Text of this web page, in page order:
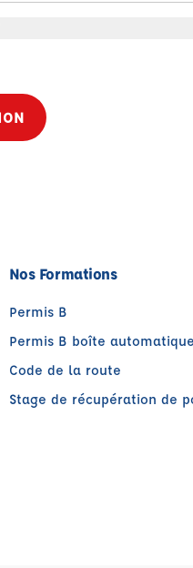
Nos Formations
Permis B
Permis B boîte automatique
Code de la route
Stage de récupération de
fenêtre)
fenêtre)fenêtre)